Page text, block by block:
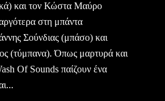
και τον Κώστα Μαύρο
στη μπάντα
Σούνδιας (μπάσο) και
(τύμπανα). Όπως μαρτυρά και
Of Sounds παίζουν ένα